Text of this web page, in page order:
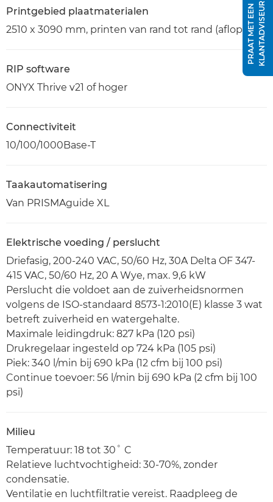
Printgebied plaatmaterialen
2510 x 3090 mm, printen van rand tot rand (aflopend)
RIP software
ONYX Thrive v21 of hoger
Connectiviteit
10/100/1000Base-T
Taakautomatisering
Van PRISMAguide XL
Elektrische voeding / perslucht
Driefasig, 200-240 VAC, 50/60 Hz, 30A Delta OF 347-
415 VAC, 50/60 Hz, 20 A Wye, max. 9,6 kW
Perslucht die voldoet aan de zuiverheidsnormen
volgens de ISO-standaard 8573-1:2010(E) klasse 3 wat
betreft zuiverheid en watergehalte.
Maximale leidingdruk: 827 kPa (120 psi)
Drukregelaar ingesteld op 724 kPa (105 psi)
Piek: 340 l/min bij 690 kPa (12 cfm bij 100 psi)
Continue toevoer: 56 l/min bij 690 kPa (2 cfm bij 100
psi)
Milieu
Temperatuur: 18 tot 30˚ C
Relatieve luchtvochtigheid: 30-70%, zonder
condensatie.
Ventilatie en luchtfiltratie vereist. Raadpleeg de
P
R
A
A
T
M
E
T
E
E
N
K
L
A
N
T
A
D
V
I
S
E
UR